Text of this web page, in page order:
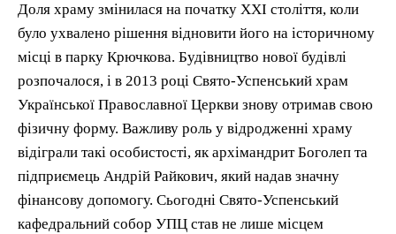
Доля храму змінилася на початку XXI століття, коли
було ухвалено рішення відновити його на історичному
місці в парку Крючкова. Будівництво нової будівлі
розпочалося, і в 2013 році Свято-Успенський храм
Української Православної Церкви знову отримав свою
фізичну форму. Важливу роль у відродженні храму
відіграли такі особистості, як архімандрит Боголеп та
підприємець Андрій Райкович, який надав значну
фінансову допомогу. Сьогодні Свято-Успенський
кафедральний собор УПЦ став не лише місцем